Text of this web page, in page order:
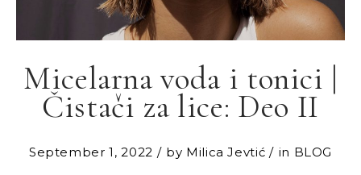
Micelarna voda i tonici |
Čistači za lice: Deo II
September 1, 2022 by Milica Jevtić in BLOG